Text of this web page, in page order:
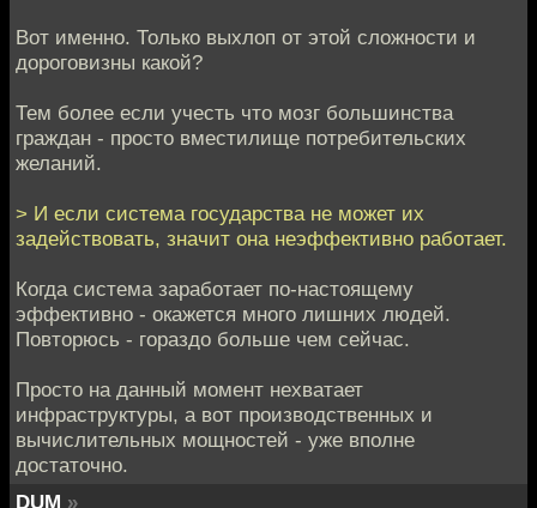
Вот именно. Только выхлоп от этой сложности и
дороговизны какой?
Тем более если учесть что мозг большинства
граждан - просто вместилище потребительских
желаний.
> И если система государства не может их
задействовать, значит она неэффективно работает.
Когда система заработает по-настоящему
эффективно - окажется много лишних людей.
Повторюсь - гораздо больше чем сейчас.
Просто на данный момент нехватает
инфраструктуры, а вот производственных и
вычислительных мощностей - уже вполне
достаточно.
DUM »